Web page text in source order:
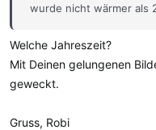
wurde nicht wärmer als
Welche Jahreszeit?
Mit Deinen gelungenen
geweckt.
Gruss, Robi